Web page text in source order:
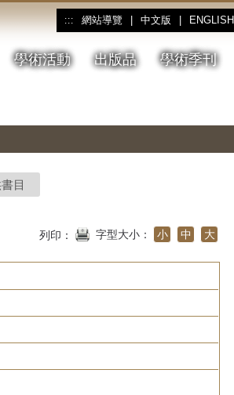
::: 網站導覽 中文版 ENGLISH
學術活動 出版品 學術季刊
目
列印： 字型大小： 小 中 大